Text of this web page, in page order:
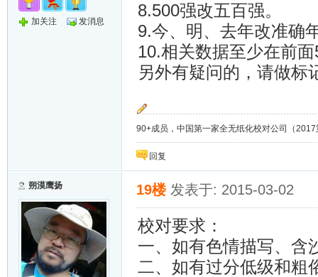
加关注 发消息
8.500强改五百强。
9.今、明、去年改准确
10.相关数据至少在前
另外有疑问的，请做标
90+成员，中国第一家全无纸化校对公司（
回复
朔漠鹰扬 19楼 发表于: 2015-03-02
校对要求：
一、如有色情描写、含
二、如有过分低级和粗